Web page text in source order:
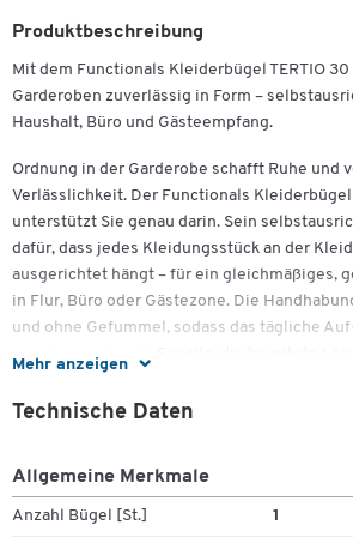
Mehr anzeigen
Produktbeschreibung
Mit dem Functionals Kleiderbügel TERTIO 30
Garderoben zuverlässig in Form –
Haushalt, Büro und Gästeempfang.
Ordnung in der Garderobe schafft Ruhe und
Verlässlichkeit. Der Functionals Kleiderbügel
unterstützt Sie genau darin. Sein
dafür, dass jedes Kleidungsstück an der
ausgerichtet hängt – für ein gleichmäßiges,
in Flur, Büro oder Gästezone. Die
und ohne Gefummel, sodass das tägliche
von der Hand geht. Für alle, die bewährte
Gefertigt aus hochwertigem Kunststoff in
auch bei häufiger Nutzung ordentlich aus.
Ob Mantel, Jacke oder Hemd: Die
Technische Daten
Allgemeine Merkmale
Anzahl Bügel [St.] 1